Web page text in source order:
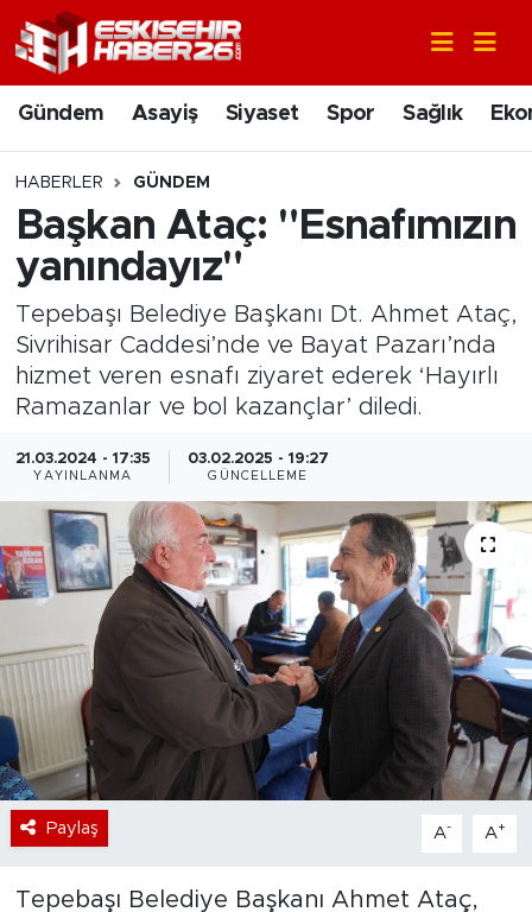
Gündem Asayiş Siyaset Spor Sağlık
HABERLER GÜNDEM
Başkan Ataç: "Esnafımızın
yanındayız"
Tepebaşı Belediye Başkanı Dt. Ahmet Ataç,
Sivrihisar Caddesi’nde ve Bayat Pazarı’nda
hizmet veren esnafı ziyaret ederek ‘Hayırlı
Ramazanlar ve bol kazançlar’ diledi.
21.03.2024 - 17:35
YAYINLANMA
03.02.2025 - 19:27
GÜNCELLEME
Paylaş A- A+
Tepebaşı Belediye Başkanı Ahmet Ataç,
Gündem
Asayiş
Siyaset
Spor
Sağlık
Ekonomi
Eğitim
Sanat
Bölge
Teknoloji
Magazin
Dünya
Sektör
Nöbetçi Eczaneler
Hava Durumu
Trafik Durumu
Süper Lig Puan Durumu ve Fikstür
Tüm Manşetler
Son Dakika Haberleri
Haber Arşivi